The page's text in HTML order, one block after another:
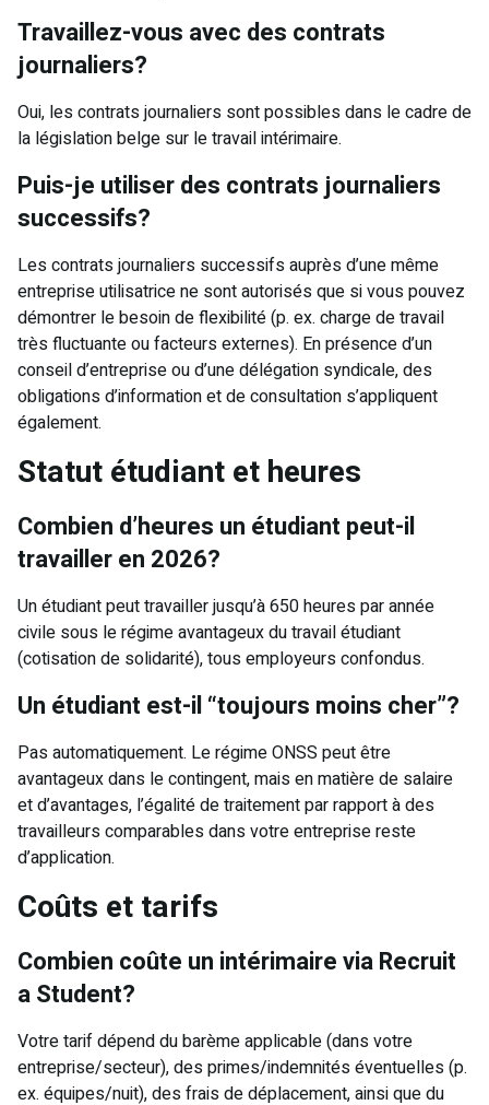
Travaillez-vous avec des contrats
journaliers?
Oui, les contrats journaliers sont possibles dans le cadre de
la législation belge sur le travail intérimaire.
Puis-je utiliser des contrats journaliers
successifs?
Les contrats journaliers successifs auprès d’une même
entreprise utilisatrice ne sont autorisés que si vous pouvez
démontrer le besoin de flexibilité (p. ex. charge de travail
très fluctuante ou facteurs externes). En présence d’un
conseil d’entreprise ou d’une délégation syndicale, des
obligations d’information et de consultation s’appliquent
également.
Statut étudiant et heures
Combien d’heures un étudiant peut-il
travailler en 2026?
Un étudiant peut travailler jusqu’à 650 heures par année
civile sous le régime avantageux du travail étudiant
(cotisation de solidarité), tous employeurs confondus.
Un étudiant est-il “toujours moins cher”?
Pas automatiquement. Le régime ONSS peut être
avantageux dans le contingent, mais en matière de salaire
et d’avantages, l’égalité de traitement par rapport à des
travailleurs comparables dans votre entreprise reste
d’application.
Coûts et tarifs
Combien coûte un intérimaire via Recruit
a Student?
Votre tarif dépend du barème applicable (dans votre
entreprise/secteur), des primes/indemnités éventuelles (p.
ex. équipes/nuit), des frais de déplacement, ainsi que du